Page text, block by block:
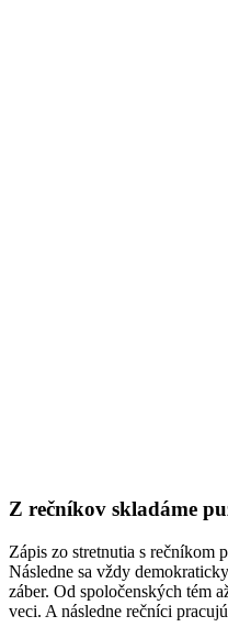
Z rečníkov skladáme
Zápis zo stretnutia s rečníkom
Následne sa vždy
záber. Od spoločenských tém
veci. A následne rečníci